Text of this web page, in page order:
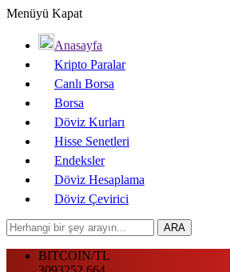
Menüyü Kapat
Anasayfa
Kripto Paralar
Canlı Borsa
Borsa
Döviz Kurları
Hisse Senetleri
Endeksler
Döviz Hesaplama
Döviz Çevirici
BITCOIN/TL